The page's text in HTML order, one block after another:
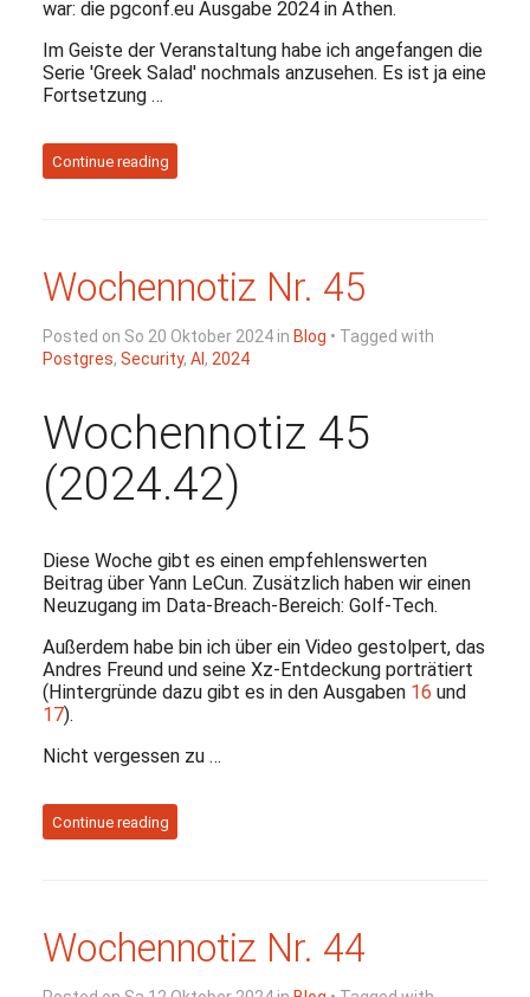
war: die pgconf.eu Ausgabe 2024 in Athen.
Im Geiste der Veranstaltung habe ich angefangen die
Serie 'Greek Salad' nochmals anzusehen. Es ist ja eine
Fortsetzung …
Continue reading
Wochennotiz Nr. 45
Posted on So 20 Oktober 2024 in Blog • Tagged with
Postgres, Security, AI , 2024
Wochennotiz 45
(2024.42)
Diese Woche gibt es einen empfehlenswerten
Beitrag über Yann LeCun. Zusätzlich haben wir einen
Neuzugang im Data-Breach-Bereich: Golf-Tech.
Außerdem habe bin ich über ein Video gestolpert, das
Andres Freund und seine Xz-Entdeckung porträtiert
(Hintergründe dazu gibt es in den Ausgaben 16 und
17).
Nicht vergessen zu …
Continue reading
Wochennotiz Nr. 44